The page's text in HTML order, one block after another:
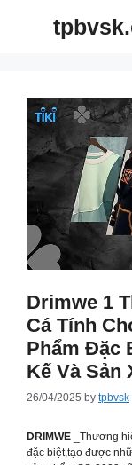
Drimwe 1
Cá Tính
Phẩm Đặc
Kế Và Sản
26/04/2025 by tpbvsk
DRIMWE _Thương
đặc biệt,tạo được